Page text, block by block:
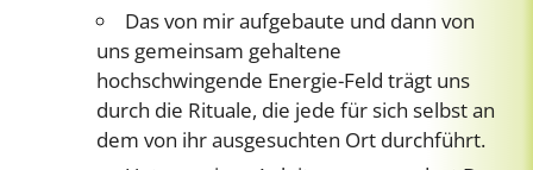
Das von mir aufgebaute und dann von
uns gemeinsam gehaltene
hochschwingende Energie-Feld trägt uns
durch die Rituale, die jede für sich selbst an
dem von ihr ausgesuchten Ort durchführt.